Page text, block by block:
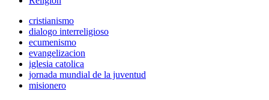
cristianismo
dialogo interreligioso
ecumenismo
evangelizacion
iglesia catolica
jornada mundial de la juventud
misionero